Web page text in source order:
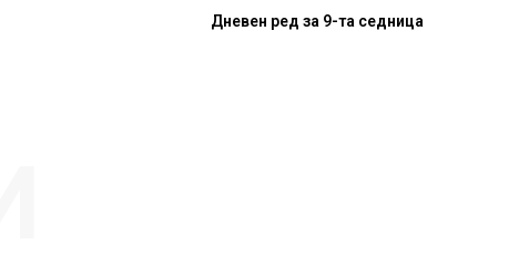
Дневен ред за 9-та седница